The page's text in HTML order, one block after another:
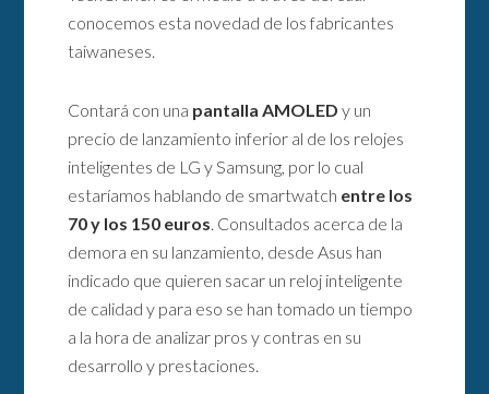
conocemos esta novedad de los fabricantes
taiwaneses.
Contará con una pantalla AMOLED y un
precio de lanzamiento inferior al de los relojes
inteligentes de LG y Samsung, por lo cual
estaríamos hablando de smartwatch entre los
70 y los 150 euros. Consultados acerca de la
demora en su lanzamiento, desde Asus han
indicado que quieren sacar un reloj inteligente
de calidad y para eso se han tomado un tiempo
a la hora de analizar pros y contras en su
desarrollo y prestaciones.